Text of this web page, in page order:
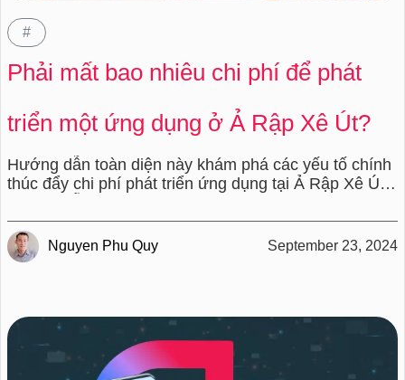
Phải mất bao nhiêu chi phí để phát
triển một ứng dụng ở Ả Rập Xê Út?
#
Hướng dẫn toàn diện này khám phá các yếu tố chính
thúc đẩy chi phí phát triển ứng dụng tại Ả Rập Xê Út.
phí của nhiều loại ứng dụng khác nhau, dù là ứng
dụng gốc hay ứng dụng lai, và các chi phí liên quan
đến các mức độ phức tạp khác nhau. Hướng dẫn
dụng của bạn.
Nguyen Phu Quy September 23, 2024